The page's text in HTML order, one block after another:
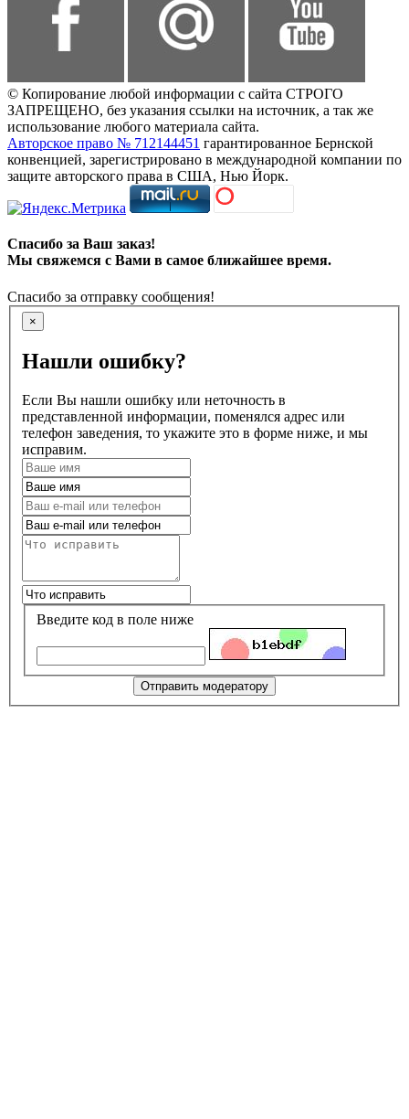
© Копирование любой информации с сайта СТРОГО
ЗАПРЕЩЕНО, без указания ссылки на источник, а так же
использование любого материала сайта.
Авторское право № 712144451 гарантированное Бернской
конвенцией, зарегистрировано в международной компании по
защите авторского права в США, Нью Йорк.
Спасибо за Ваш заказ!
Мы свяжемся с Вами в самое ближайшее время.
Спасибо за отправку сообщения!
×
Нашли ошибку?
Если Вы нашли ошибку или неточность в
представленной информации, поменялся адрес или
телефон заведения, то укажите это в форме ниже, и мы
исправим.
Введите код в поле ниже
Отправить модератору